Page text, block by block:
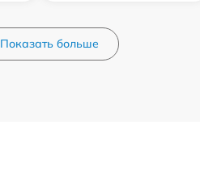
Показать больше